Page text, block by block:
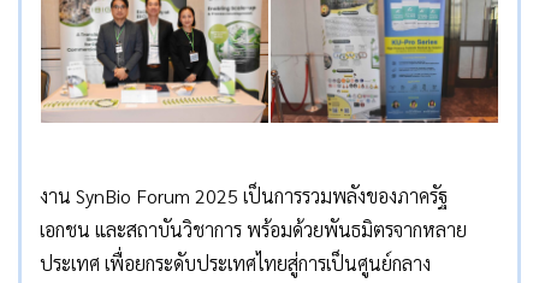
งาน SynBio Forum 2025 เป็นการรวมพลังของภาครัฐ
เอกชน และสถาบันวิชาการ พร้อมด้วยพันธมิตรจากหลาย
ประเทศ เพื่อยกระดับประเทศไทยสู่การเป็นศูนย์กลาง